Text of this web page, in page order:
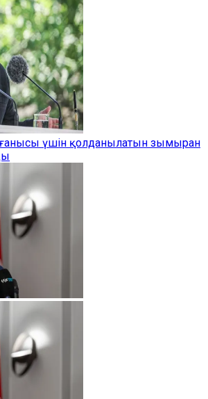
үшін қолданылатын зымыран